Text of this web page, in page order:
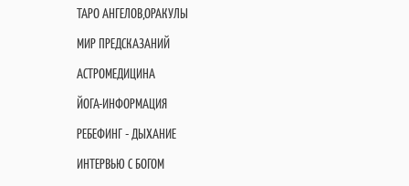
ТАРО АНГЕЛОВ,ОРАКУЛЫ
МИР ПРЕДСКАЗАНИЙ
АСТРОМЕДИЦИНА
ЙОГА-ИНФОРМАЦИЯ
РЕБЕФИНГ - ДЫХАНИЕ
ИНТЕРВЬЮ С БОГОМ